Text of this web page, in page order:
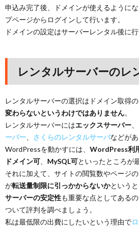
申込み完了後、ドメインが使えるように
プページからログインして行います。
ドメインの設定はサーバーレンタル後に行
レンタルサーバーのレ
レンタルサーバーの選択はドメイン取得
変わらないというわけではありません。
レンタルサーバーにはエックスサーバー
ーバー
さくらのレンタルサーバなどがあ
WordPressを動かすには、 WordPress利
ドメイン可
MySQL可といったところが
それに加えて、サイトの閲覧数やページ
が転送量制限に引っかからないかというと
サーバーの安定性も重要な点としてある
ついて評判を調べましょう。
私は最低限の出費にしたいという理由で